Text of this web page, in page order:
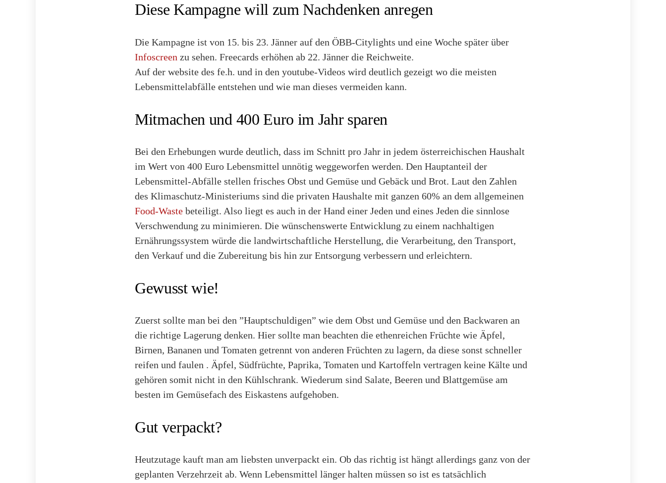
Diese Kampagne will zum Nachdenken anregen
Die Kampagne ist von 15. bis 23. Jänner auf den ÖBB-Citylights und eine Woche später über
Infoscreen zu sehen. Freecards erhöhen ab 22. Jänner die Reichweite.
Auf der website des fe.h. und in den youtube-Videos wird deutlich gezeigt wo die meisten
Lebensmittelabfälle entstehen und wie man dieses vermeiden kann.
Mitmachen und 400 Euro im Jahr sparen
Bei den Erhebungen wurde deutlich, dass im Schnitt pro Jahr in jedem österreichischen Haushalt
im Wert von 400 Euro Lebensmittel unnötig weggeworfen werden. Den Hauptanteil der
Lebensmittel-Abfälle stellen frisches Obst und Gemüse und Gebäck und Brot. Laut den Zahlen
des Klimaschutz-Ministeriums sind die privaten Haushalte mit ganzen 60% an dem allgemeinen
Food-Waste beteiligt. Also liegt es auch in der Hand einer Jeden und eines Jeden die sinnlose
Verschwendung zu minimieren. Die wünschenswerte Entwicklung zu einem nachhaltigen
Ernährungssystem würde die landwirtschaftliche Herstellung, die Verarbeitung, den Transport,
den Verkauf und die Zubereitung bis hin zur Entsorgung verbessern und erleichtern.
Gewusst wie!
Zuerst sollte man bei den ”Hauptschuldigen” wie dem Obst und Gemüse und den Backwaren an
die richtige Lagerung denken. Hier sollte man beachten die ethenreichen Früchte wie Äpfel,
Birnen, Bananen und Tomaten getrennt von anderen Früchten zu lagern, da diese sonst schneller
reifen und faulen . Äpfel, Südfrüchte, Paprika, Tomaten und Kartoffeln vertragen keine Kälte und
gehören somit nicht in den Kühlschrank. Wiederum sind Salate, Beeren und Blattgemüse am
besten im Gemüsefach des Eiskastens aufgehoben.
Gut verpackt?
Heutzutage kauft man am liebsten unverpackt ein. Ob das richtig ist hängt allerdings ganz von der
geplanten Verzehrzeit ab. Wenn Lebensmittel länger halten müssen so ist es tatsächlich